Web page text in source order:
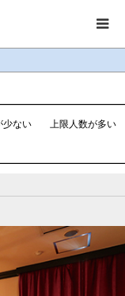
少ない
上限人数が多い